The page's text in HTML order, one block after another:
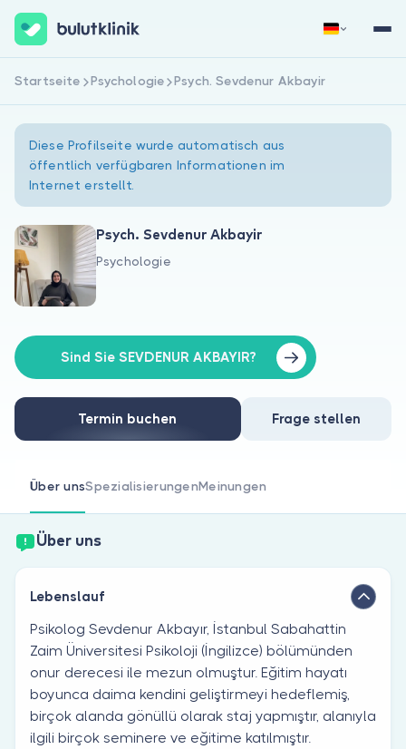
Über uns
Für Patienten
Für Ärzte
Jetzt registrieren Anmelden
Startseite Psychologie Psych. Sevdenur Akbayir
Diese Profilseite wurde automatisch aus
öffentlich verfügbaren Informationen im
Internet erstellt.
Psych. Sevdenur Akbayir
Psychologie
Sind Sie SEVDENUR AKBAYIR?
Termin buchen Frage stellen
Über unsSpezialisierungenMeinungen
Über uns
Lebenslauf
Psikolog Sevdenur Akbayır, İstanbul Sabahattin
Zaim Üniversitesi Psikoloji (İngilizce) bölümünden
onur derecesi ile mezun olmuştur. Eğitim hayatı
boyunca daima kendini geliştirmeyi hedeflemiş,
birçok alanda gönüllü olarak staj yapmıştır, alanıyla
ilgili birçok seminere ve eğitime katılmıştır.